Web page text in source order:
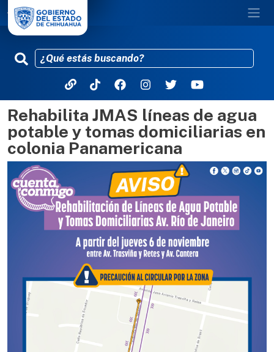
Pasar al contenido principal
Rehabilita JMAS líneas de agua
potable y tomas domiciliarias en
colonia Panamericana